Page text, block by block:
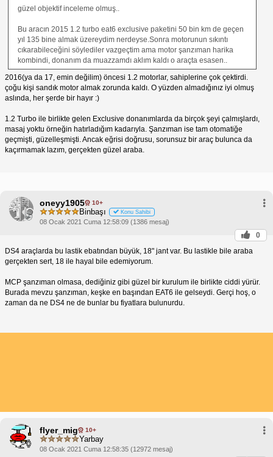
güzel objektif inceleme olmuş..
Bu aracın 2015 1.2 turbo eat6 exclusive paketini 50 bin km de geçen
yıl 135 bine almak üzereydim nerdeyse.Sonra motorunun sıkıntı
cıkarabileceğini söylediler vazgeçtim ama motor şanzıman harika
kombindi, donanım da muazzamdı aklım kaldı o araçta esasen..
2016(ya da 17, emin değilim) öncesi 1.2 motorlar, sahiplerine çok çektirdi.
çoğu kişi sandık motor almak zorunda kaldı. O yüzden almadığınız iyi olmuş
aslında, her şerde bir hayır :)
1.2 Turbo ile birlikte gelen Exclusive donanımlarda da birçok şeyi çalmışlardı,
masaj yoktu örneğin hatırladığım kadarıyla. Şanzıman ise tam otomatiğe
geçmişti, güzelleşmişti. Ancak eğrisi doğrusu, sorunsuz bir araç bulunca da
kaçırmamak lazım, gerçekten güzel araba.
oneyy1905 10+
Binbaşı Konu Sahibi
08 Ocak 2021 Cuma 12:58:09 (1386 mesaj)
0
DS4 araçlarda bu lastik ebatından büyük, 18" jant var. Bu lastikle bile araba
gerçekten sert, 18 ile hayal bile edemiyorum.
MCP şanzıman olmasa, dediğiniz gibi güzel bir kurulum ile birlikte ciddi yürür.
Burada mevzu şanzıman, keşke en başından EAT6 ile gelseydi. Gerçi hoş, o
zaman da ne DS4 ne de bunlar bu fiyatlara bulunurdu.
flyer_mig 10+
Yarbay
08 Ocak 2021 Cuma 12:58:35 (12972 mesaj)